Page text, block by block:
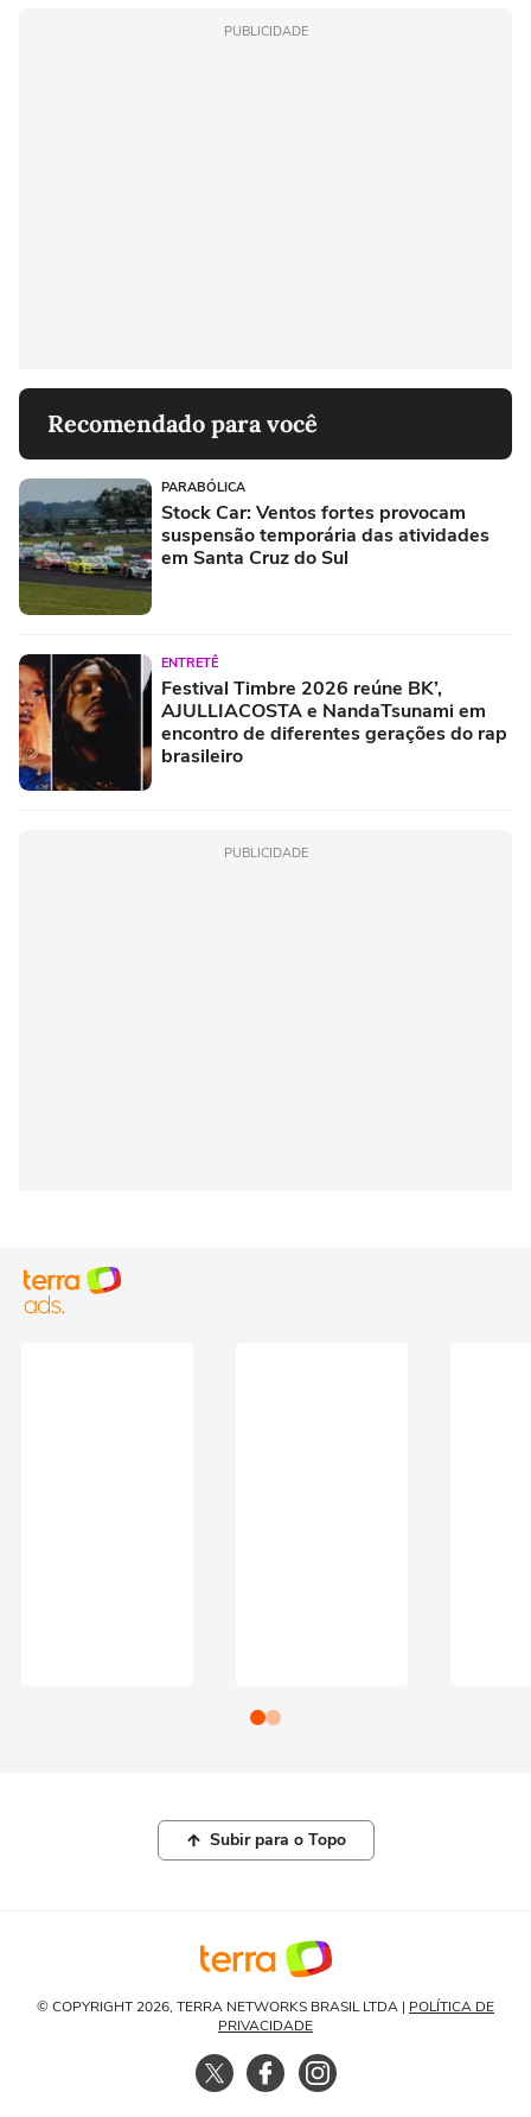
PUBLICIDADE
Recomendado para você
PARABÓLICA
Stock Car: Ventos fortes provocam
suspensão temporária das atividades
em Santa Cruz do Sul
ENTRETÊ
Festival Timbre 2026 reúne BK’,
AJULLIACOSTA e NandaTsunami em
encontro de diferentes gerações do rap
brasileiro
PUBLICIDADE
Subir para o Topo
© COPYRIGHT 2026, TERRA NETWORKS BRASIL LTDA | POLÍTICA DE
PRIVACIDADE